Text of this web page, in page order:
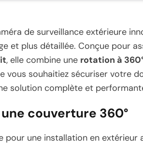
de surveillance extérieure
et plus détaillée. Conçue pour
, elle combine une rotation à
vous souhaitiez sécuriser votre
solution complète et
couverture 360°
pour une installation en extérieur